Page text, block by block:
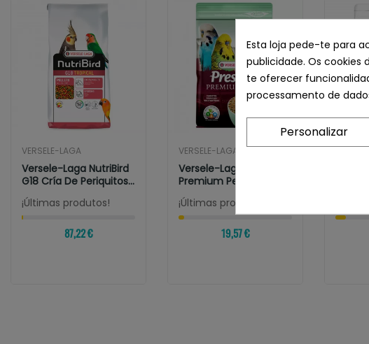
VERSELE-LAGA
Versele-Laga NutriBird
G18 Cría De Periquitos...
¡Últimas produtos!
87,22 €
VERSELE-LAGA
Versele-Laga Prestige
Premium Periquitos
¡Últimas produtos!
19,57 €
G14
Esta loja pede-te para
publicidade. Os cookies
te oferecer
processamento de
Personalizar